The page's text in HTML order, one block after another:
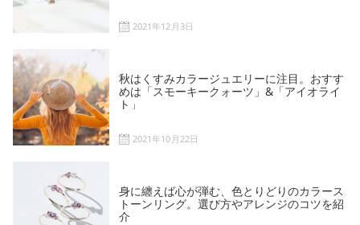
2021年12月3日
秋はくすみカラージュエリーに注目。おすす
めは「スモーキークォーツ」&「アイオライ
ト」
2021年10月22日
身に纏えば心が弾む、色とりどりのカラース
トーンリング。選び方やアレンジのコツを紹
介